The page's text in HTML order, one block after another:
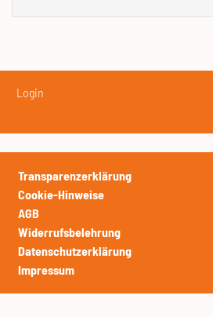
Login
Transparenzerklärung
Cookie-Hinweise
AGB
Widerrufsbelehrung
Datenschutzerklärung
Impressum